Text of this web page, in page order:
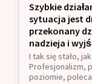
Szybkie
sytuacja jest
przekonany
nadzieja i
I tak się stało,
Profesjonalizm,
poziomie,